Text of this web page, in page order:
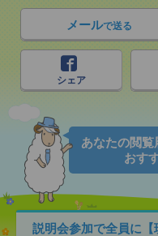
メールで送る
シェア
あなたの閲覧
おす
説明会参加で全員に